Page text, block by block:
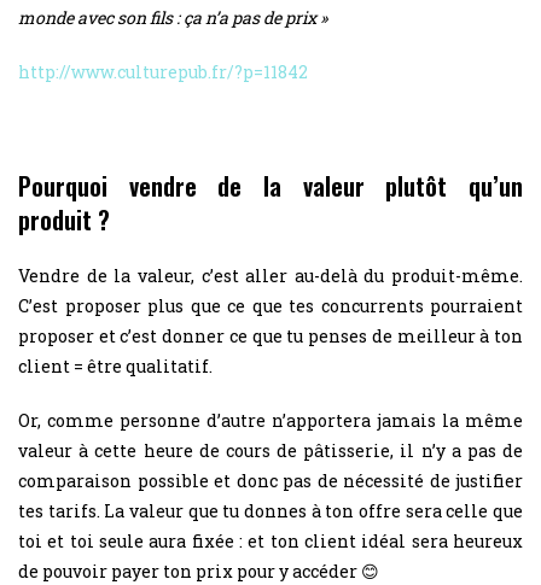
monde avec son fils : ça n’a pas de prix »
http://www.culturepub.fr/?p=11842
Pourquoi vendre de la valeur plutôt qu’un
produit ?
Vendre de la valeur, c’est aller au-delà du produit-même.
C’est proposer plus que ce que tes concurrents pourraient
proposer et c’est donner ce que tu penses de meilleur à ton
client = être qualitatif.
Or, comme personne d’autre n’apportera jamais la même
valeur à cette heure de cours de pâtisserie, il n’y a pas de
comparaison possible et donc pas de nécessité de justifier
tes tarifs. La valeur que tu donnes à ton offre sera celle que
toi et toi seule aura fixée : et ton client idéal sera heureux
de pouvoir payer ton prix pour y accéder 😊